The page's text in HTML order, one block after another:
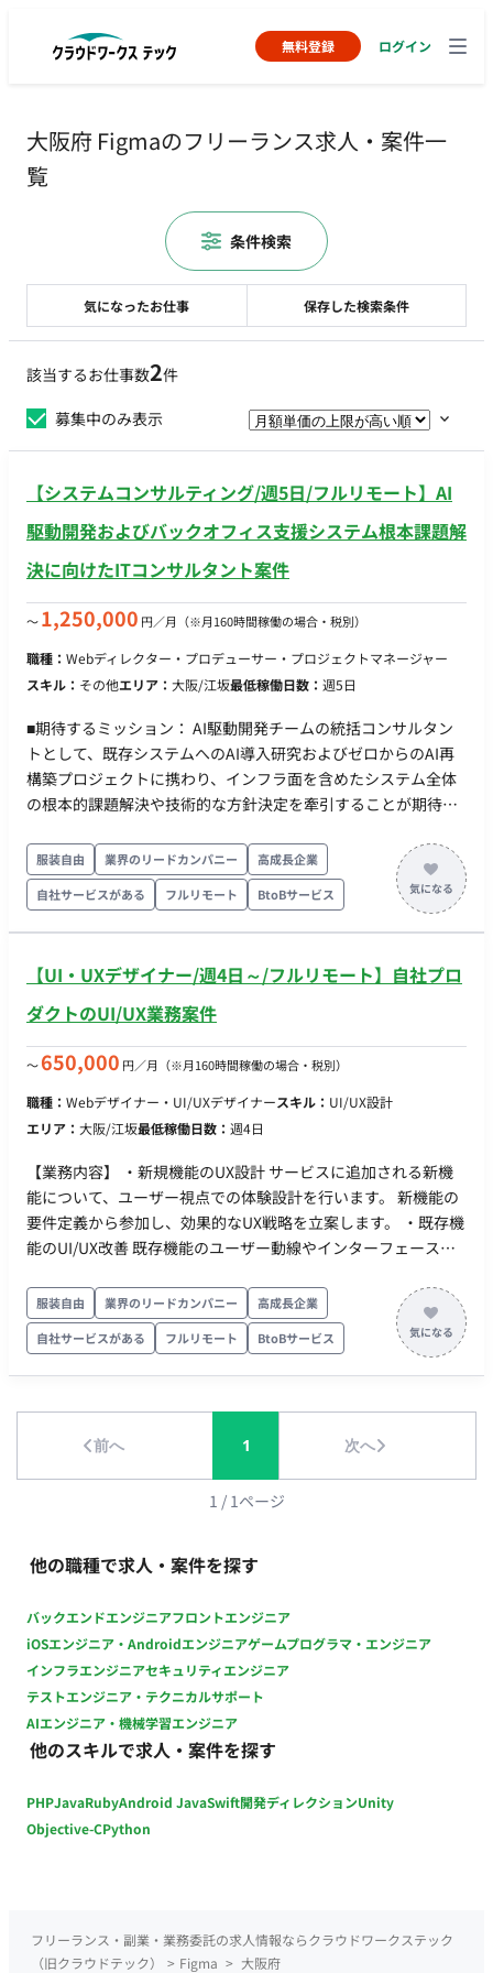
無料登録 ログイン
大阪府 Figmaのフリーランス求人・案件一
覧
該当するお仕事数2件
募集中のみ表示
【システムコンサルティング/週5日/フルリモート】AI
駆動開発およびバックオフィス支援システム根本課題解
決に向けたITコンサルタント案件
〜1,250,000 円／月 （※月160時間稼働の場合・税別）
職種： Webディレクター・プロデューサー・プロジェクトマネージャー
スキル： その他エリア： 大阪/江坂最低稼働日数： 週5日
■期待するミッション： AI駆動開発チームの統括コンサルタン
トとして、既存システムへのAI導入研究およびゼロからのAI再
構築プロジェクトに携わり、インフラ面を含めたシステム全体
の根本的課題解決や技術的な方針決定を牽引することが期待さ
入研究チーム、のマネジメント業務 ・インフラ面を含むシステ
ム全体の根本的課題（高速化など）の解決に向けた技術的な方
針決定・判断・コンサルティング ・プロダクト改善に向けた要
件定義およびアーキテクチャ設計の推進
服装自由 業界のリードカンパニー
高成長企業
自社サービスがある
フルリモート BtoBサービス
【UI・UXデザイナー/週4日～/フルリモート】自社プロ
ダクトのUI/UX業務案件
〜650,000 円／月 （※月160時間稼働の場合・税別）
職種： Webデザイナー・UI/UXデザイナースキル： UI/UX設計
エリア： 大阪/江坂最低稼働日数： 週4日
【業務内容】 ・新規機能のUX設計 サービスに追加される新機
能について、ユーザー視点での体験設計を行います。 新機能の
要件定義から参加し、効果的なUX戦略を立案します。 ・既存機
能のUI/UX改善 既存機能のユーザー動線やインターフェースに
案・実行します。 ・ユーザー調査 サービス利用者のニーズや課
題を明らかにするためのインタビューやデータ分析を実施し、
追加機能や改善点の根拠とします。 ・WebサービスのUIデザイ
ン 新規追加機能および既存機能の改善において、モダンで使い
可視化し、開発チームや関係者と共有するプロトタイプやモッ
クアップを作成します。 OS： Windows / Mac ※選択可 制
作ツール： Adobe（Xd,Photoshop,Illustrator）,Figma デー
ール： chatwork, google Meet
服装自由 業界のリードカンパニー
高成長企業
自社サービスがある
フルリモート BtoBサービス
前へ 1 次へ
1 / 1ページ
他の職種で求人・案件を探す
バックエンドエンジニアフロントエンジニア
iOSエンジニア・Androidエンジニアゲームプログラマ・エンジニア
インフラエンジニアセキュリティエンジニア
テストエンジニア・テクニカルサポート
AIエンジニア・機械学習エンジニア
他のスキルで求人・案件を探す
PHPJavaRubyAndroid JavaSwift開発ディレクションUnity
Objective-CPython
気になったお仕事 保存した検索条件
条件検索
フリーランス・副業・業務委託の求人情報ならクラウドワークステック
（旧クラウドテック）
> Figma > 大阪府